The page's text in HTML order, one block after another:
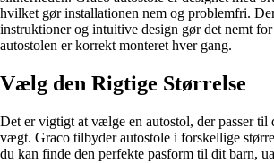
hvilket gør installationen nem og problemfri.
instruktioner og intuitive design gør det nemt
autostolen er korrekt monteret hver gang.
Vælg den Rigtige Størrelse
Det er vigtigt at vælge en autostol, der passer til
vægt. Graco tilbyder autostole i forskellige
du kan finde den perfekte pasform til dit barn,